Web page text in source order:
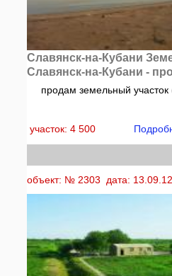
Славянск-на-Кубани
Славянск-на-Кубани -
продам земельный участок
участок: 4 500
объект: № 2303 дата: